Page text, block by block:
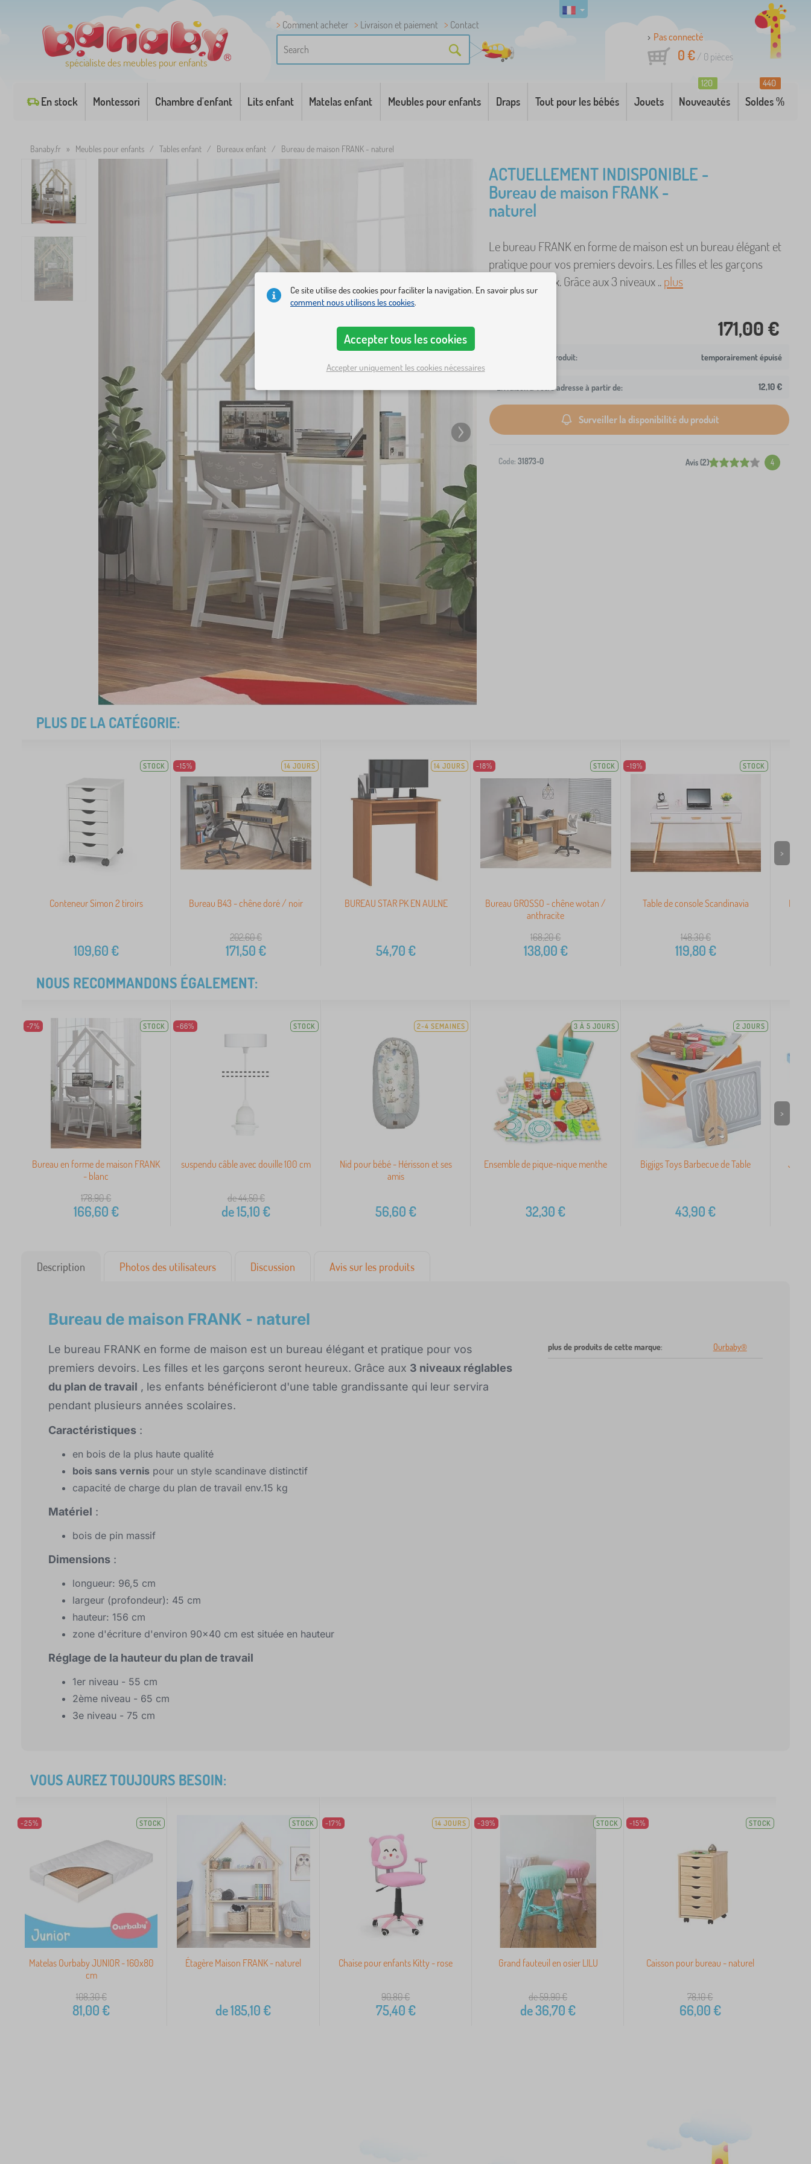
spécialiste des meubles pour enfants
Comment acheter Livraison et paiement
Contact
Pas connecté
0 €/ 0 pièces
En stock Montessori Chambre d'enfant Lits enfant Matelas enfant Meubles pour enfants Draps Tout pour les bébés Jouets Nouveautés
120
Soldes %
440
Banaby.fr » Meubles pour enfants / Tables enfant / Bureaux enfant / Bureau de maison FRANK - naturel
ACTUELLEMENT INDISPONIBLE -
Bureau de maison FRANK -
naturel
Le bureau FRANK en forme de maison est un bureau élégant et
pratique pour vos premiers devoirs. Les filles et les garçons
seront heureux. Grâce aux 3 niveaux ..plus
171,00 €
temporairement épuisé
Livraison à votre adresse à partir de: 12,10 €
Surveiller la disponibilité du produit
Code: 31873-0 Avis (2) 4
PLUS DE LA CATÉGORIE:
STOCK
Conteneur Simon 2 tiroirs
109,60€
-15% 14 JOURS
Bureau B43 - chêne doré / noir
202,60€
171,50€
14 JOURS
BUREAU STAR PK EN AULNE
54,70€
-18% STOCK
Bureau GROSSO - chêne wotan /
anthracite
168,20€
138,00€
-19% STOCK
Table de console Scandinavia
148,30€
119,80€
>
NOUS RECOMMANDONS ÉGALEMENT:
-7% STOCK
Bureau en forme de maison FRANK
- blanc
178,90€
166,60€
-66% STOCK
suspendu câble avec douille 100 cm
de 44,50€
de15,10€
2-4 SEMAINES
Nid pour bébé - Hérisson et ses
amis
56,60€
3 À 5 JOURS
Ensemble de pique-nique menthe
32,30€
2 JOURS
Bigjigs Toys Barbecue de Table
43,90€
Jeu
>
Description Photos des utilisateurs Discussion Avis sur les produits
Bureau de maison FRANK - naturel
Le bureau FRANK en forme de maison est un bureau élégant et pratique pour vos
premiers devoirs. Les filles et les garçons seront heureux. Grâce aux 3 niveaux réglables
du plan de travail , les enfants bénéficieront d'une table grandissante qui leur servira
pendant plusieurs années scolaires.
Caractéristiques :
en bois de la plus haute qualité
bois sans vernis pour un style scandinave distinctif
capacité de charge du plan de travail env.15 kg
Matériel :
bois de pin massif
Dimensions :
longueur: 96,5 cm
largeur (profondeur): 45 cm
hauteur: 156 cm
zone d'écriture d'environ 90x40 cm est située en hauteur
Réglage de la hauteur du plan de travail
1er niveau - 55 cm
2ème niveau - 65 cm
3e niveau - 75 cm
plus de produits de cette marque: Ourbaby®
VOUS AUREZ TOUJOURS BESOIN:
-25% STOCK
Matelas Ourbaby JUNIOR - 160x80
cm
108,30€
81,00€
STOCK
Étagère Maison FRANK - naturel
de185,10€
-17% 14 JOURS
Chaise pour enfants Kitty - rose
90,80€
75,40€
-39% STOCK
Grand fauteuil en osier LILU
de 59,90€
de36,70€
-15% STOCK
Caisson pour bureau - naturel
78,10€
66,00€
Ce site utilise des cookies pour faciliter la navigation. En savoir plus sur
comment nous utilisons les cookies.
Accepter tous les cookies
Accepter uniquement les cookies nécessaires